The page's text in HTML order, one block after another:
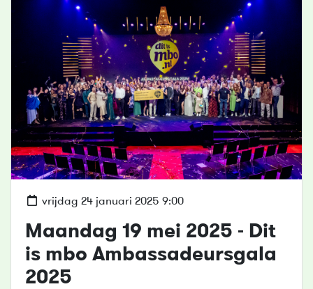
vrijdag 24 januari 2025 9:00
Maandag 19 mei 2025 - Dit
is mbo Ambassadeursgala
2025